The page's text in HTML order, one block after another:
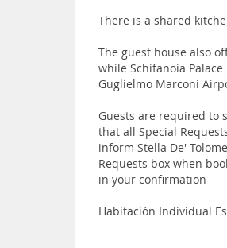
There is a shared
The guest house also
while Schifanoia
Guglielmo Marconi
Guests are required to
that all Special
inform Stella De'
Requests box when
in your confirmation
Habitación Individual